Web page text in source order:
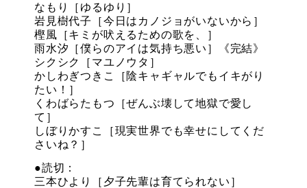
なもり［ゆるゆり］
岩見樹代子［今日はカノジョがいないから］
樫風［キミが吠えるための歌を、］
雨水汐［僕らのアイは気持ち悪い］《完結》
シクシク［マユノウタ］
かしわぎつきこ［陰キャギャルでもイキがり
たい！］
くわばらたもつ［ぜんぶ壊して地獄で愛し
て］
しぼりかすこ［現実世界でも幸せにしてくだ
さいね？］
●読切：
三本ひより［夕子先輩は育てられない］